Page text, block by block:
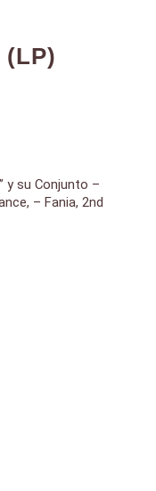
(LP)
y su Conjunto –
– Fania, 2nd